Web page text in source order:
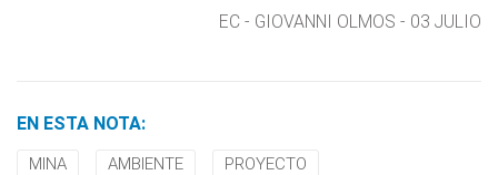
EC - GIOVANNI OLMOS - 03 JULIO
EN ESTA NOTA:
MINA AMBIENTE PROYECTO